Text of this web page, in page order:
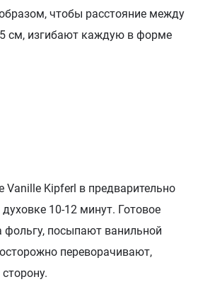
чтобы расстояние между
см, изгибают каждую в форме
Vanille Kipferl в предварительно
духовке 10-12 минут. Готовое
фольгу, посыпают ванильной
переворачивают,